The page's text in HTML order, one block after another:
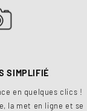
SIMPLIFIÉ
en quelques clics !
la met en ligne et se